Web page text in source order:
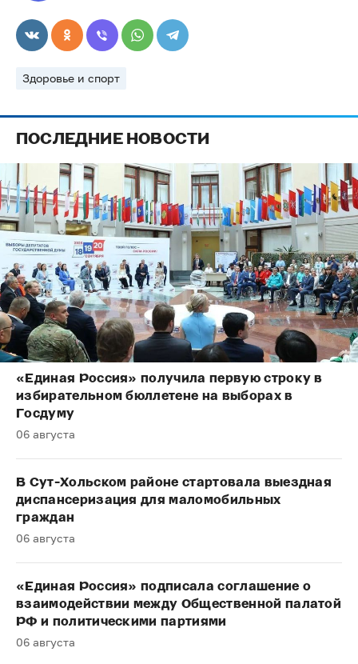
Здоровье и спорт
ПОСЛЕДНИЕ НОВОСТИ
«Единая Россия» получила первую строку в
избирательном бюллетене на выборах в
Госдуму
06 августа
В Сут-Хольском районе стартовала выездная
диспансеризация для маломобильных
граждан
06 августа
«Единая Россия» подписала соглашение о
взаимодействии между Общественной палатой
РФ и политическими партиями
06 августа